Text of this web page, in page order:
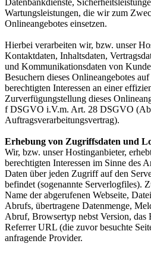
Wartungsleistungen, die wir zum
Onlineangebotes einsetzen.
Hierbei verarbeiten wir, bzw. unser
Kontaktdaten, Inhaltsdaten,
und Kommunikationsdaten von
Besuchern dieses Onlineangebotes
berechtigten Interessen an einer
Zurverfügungstellung dieses
f DSGVO i.V.m. Art. 28 DSGVO
Auftragsverarbeitungsvertrag).
Erhebung von Zugriffsdaten und
Wir, bzw. unser Hostinganbieter,
berechtigten Interessen im Sinne des
Daten über jeden Zugriff auf den
befindet (sogenannte Serverlogfiles).
Name der abgerufenen Webseite,
Abrufs, übertragene Datenmenge,
Abruf, Browsertyp nebst Version, das
Referrer URL (die zuvor besuchte
anfragende Provider.